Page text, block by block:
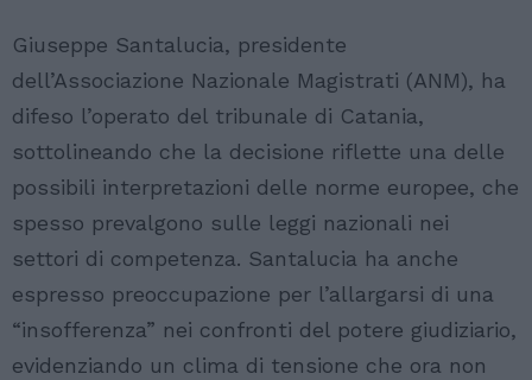
Giuseppe Santalucia, presidente
dell’Associazione Nazionale Magistrati (ANM), ha
difeso l’operato del tribunale di Catania,
sottolineando che la decisione riflette una delle
possibili interpretazioni delle norme europee, che
spesso prevalgono sulle leggi nazionali nei
settori di competenza. Santalucia ha anche
espresso preoccupazione per l’allargarsi di una
“insofferenza” nei confronti del potere giudiziario,
evidenziando un clima di tensione che ora non